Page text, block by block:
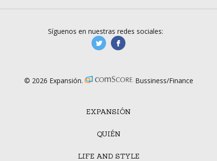
EXPANSIÓN
QUIÉN
LIFE AND STYLE
Síguenos en nuestras redes sociales:
manufacturaGE
© 2026 Expansión. Bussiness/Finance